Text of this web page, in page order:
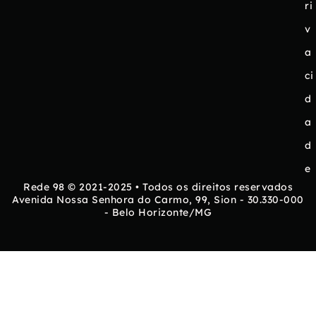
ri
v
a
ci
d
a
d
e
Rede 98 © 2021-2025 • Todos os direitos reservados
Avenida Nossa Senhora do Carmo, 99, Sion - 30.330-000
- Belo Horizonte/MG